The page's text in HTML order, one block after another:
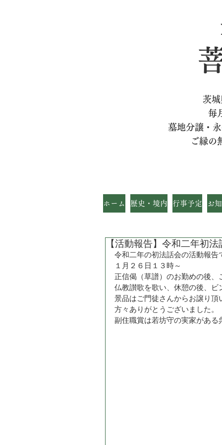
茨
毎
墓地分譲・
ご縁の
ホーム 歴史・境内 行事予定 お
【活動報告】令和二年初法
令和二年の初法話会の活動報告
１月２６日１３時～
正信偈（草譜）のお勤めの後
仏教讃歌を歌い、休憩の後、ビ
景品はご門徒さんからお譲り
方々ありがとうございました。
副住職賞は若坊守の実家があ